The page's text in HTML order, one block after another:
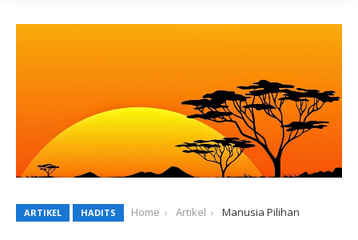
ARTIKEL HADITS Home Artikel Manusia Pilihan